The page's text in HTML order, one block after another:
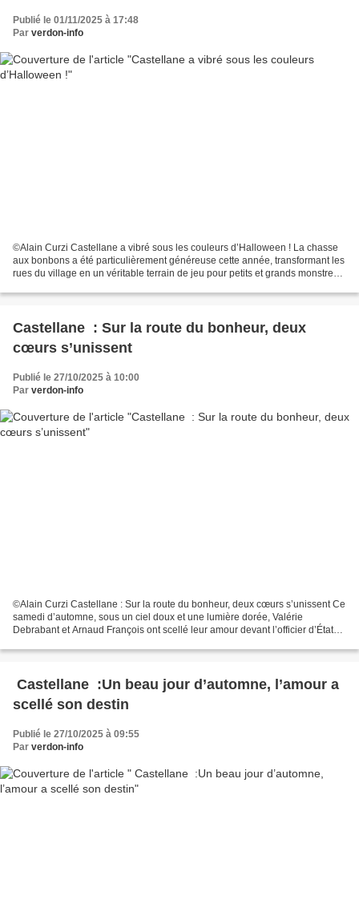
Publié le 01/11/2025 à 17:48
Par verdon-info
©Alain Curzi Castellane a vibré sous les couleurs d’Halloween ! La chasse
aux bonbons a été particulièrement généreuse cette année, transformant les
rues du village en un véritable terrain de jeu pour petits et grands monstres.
Castellane : Sur la route du bonheur, deux
cœurs s’unissent
Publié le 27/10/2025 à 10:00
Par verdon-info
©Alain Curzi Castellane : Sur la route du bonheur, deux cœurs s’unissent Ce
samedi d’automne, sous un ciel doux et une lumière dorée, Valérie
Debrabant et Arnaud François ont scellé leur amour devant l’officier d’État
Castellane :Un beau jour d’automne, l’amour a
scellé son destin
Publié le 27/10/2025 à 09:55
Par verdon-info